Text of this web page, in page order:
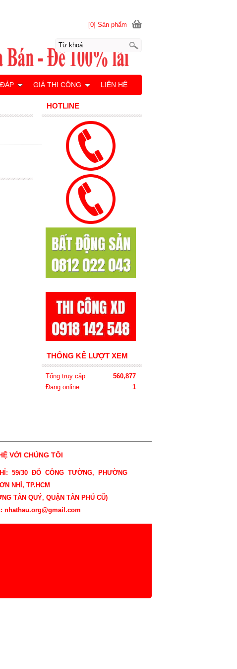
HOTLINE
THỐNG KÊ LƯỢT XEM
Tổng truy cập
560,877
Đang online
1
[0] Sản phẩm
GIÁ THI CÔNG LIÊN HỆ
VỚI CHÚNG TÔI
59/30 ĐỖ CÔNG TƯỜNG, PHƯỜNG
NHÌ, TP.HCM
TÂN QUÝ, QUẬN TÂN PHÚ CŨ)
nhathau.org@gmail.com